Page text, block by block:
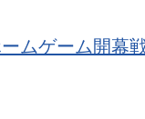
ムゲーム開幕